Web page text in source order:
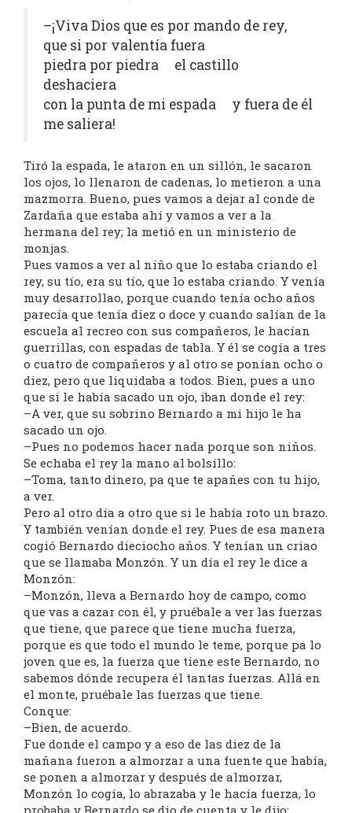
–¡Viva Dios que es por mando de rey,
que si por valentía fuera
piedra por piedra el castillo
deshaciera
con la punta de mi espada y fuera de él
me saliera!
Tiró la espada, le ataron en un sillón, le sacaron
los ojos, lo llenaron de cadenas, lo metieron a una
mazmorra. Bueno, pues vamos a dejar al conde de
Zardaña que estaba ahí y vamos a ver a la
hermana del rey; la metió en un ministerio de
monjas.
Pues vamos a ver al niño que lo estaba criando el
rey, su tío, era su tío, que lo estaba criando. Y venía
muy desarrollao, porque cuando tenía ocho años
parecía que tenía diez o doce y cuando salían de la
escuela al recreo con sus compañeros, le hacían
guerrillas, con espadas de tabla. Y él se cogía a tres
o cuatro de compañeros y al otro se ponían ocho o
diez, pero que liquidaba a todos. Bien, pues a uno
que si le había sacado un ojo, iban donde el rey:
–A ver, que su sobrino Bernardo a mi hijo le ha
sacado un ojo.
–Pues no podemos hacer nada porque son niños.
Se echaba el rey la mano al bolsillo:
–Toma, tanto dinero, pa que te apañes con tu hijo,
a ver.
Pero al otro día a otro que si le había roto un brazo.
Y también venían donde el rey. Pues de esa manera
cogió Bernardo dieciocho años. Y tenían un criao
que se llamaba Monzón. Y un día el rey le dice a
Monzón:
–Monzón, lleva a Bernardo hoy de campo, como
que vas a cazar con él, y pruébale a ver las fuerzas
que tiene, que parece que tiene mucha fuerza,
porque es que todo el mundo le teme, porque pa lo
joven que es, la fuerza que tiene este Bernardo, no
sabemos dónde recupera él tantas fuerzas. Allá en
el monte, pruébale las fuerzas que tiene.
Conque:
–Bien, de acuerdo.
Fue donde el campo y a eso de las diez de la
mañana fueron a almorzar a una fuente que había,
se ponen a almorzar y después de almorzar,
Monzón lo cogía, lo abrazaba y le hacía fuerza, lo
probaba y Bernardo se dio de cuenta y le dijo: